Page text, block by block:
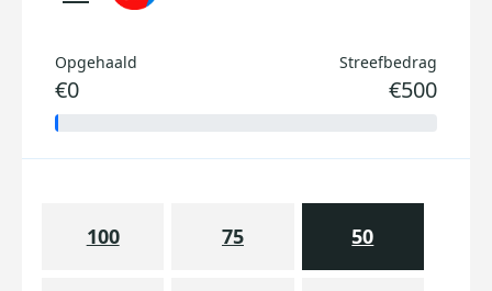
Opgehaald
€0
Streefbedrag
€500
100 75 50